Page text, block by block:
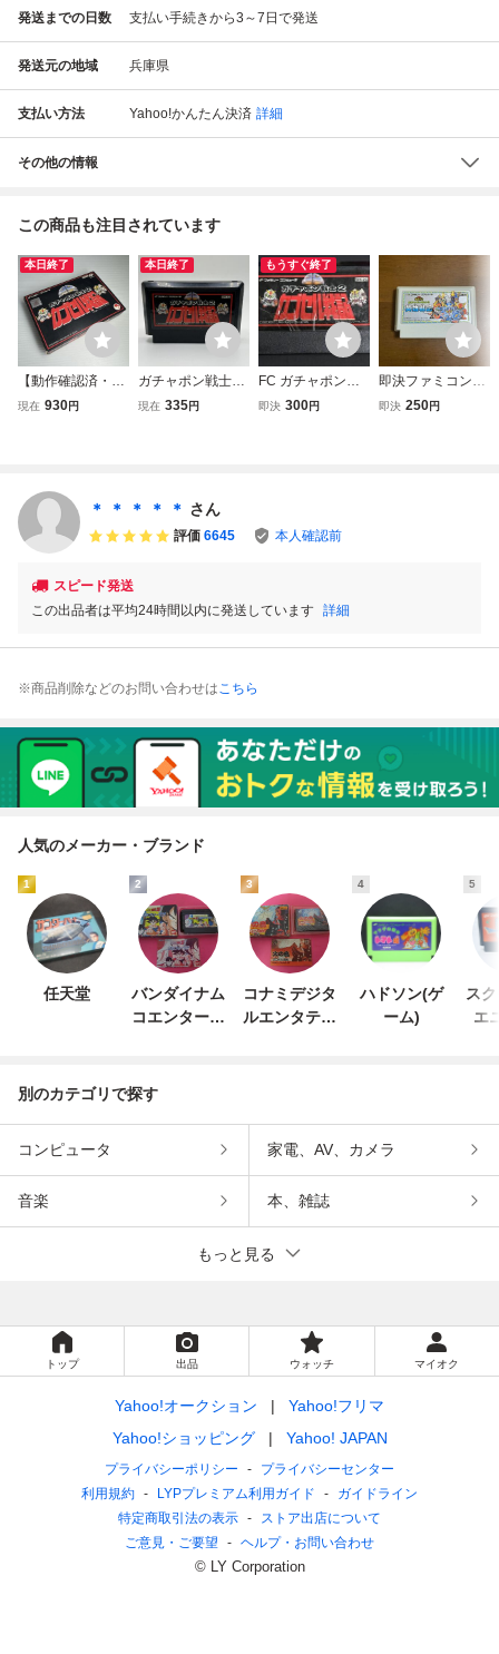
発送までの日数 支払い手続きから3～7日で発送
発送元の地域 兵庫県
支払い方法 Yahoo!かんたん決済 詳細
その他の情報
この商品も注目されています
本日終了
【動作確認済・1
円スタート】 ファ
現在 930円
本日終了
ガチャポン戦士2
カプセル戦記 SHI
ソフト カセット
カートリッジ
現在 335円
もうすぐ終了
FC ガチャポン戦
士2 カプセル戦記
即決 300円
即決ファミコンソ
フト ガチャポン戦
即決 250円
＊ ＊ ＊ ＊ ＊ さん
評価 6645 本人確認前
スピード発送
この出品者は平均24時間以内に発送しています 詳細
※商品削除などのお問い合わせはこちら
人気のメーカー・ブランド
1
任天堂
2
バンダイナム
コエンターテ
3
コナミデジタ
ルエンタテイ
4
ハドソン(ゲ
ーム)
5
ス
エ
別のカテゴリで探す
コンピュータ 家電、AV、カメラ
音楽 本、雑誌
もっと見る
トップ 出品 ウォッチ マイオク
Yahoo!オークション
Yahoo!フリマ
Yahoo!ショッピング
Yahoo! JAPAN
プライバシーポリシー
プライバシーセンター
利用規約
LYPプレミアム利用ガイド
ガイドライン
特定商取引法の表示
ストア出店について
ご意見・ご要望
ヘルプ・お問い合わせ
© LY Corporation